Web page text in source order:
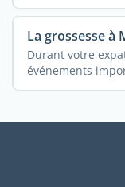
La grossesse à
Durant votre
événements